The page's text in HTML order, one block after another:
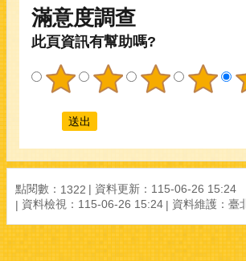
滿意度調查
此頁資訊有幫助嗎?
點閱數： 1322
資料更新：115-06-26 15:24
資料檢視：115-06-26 15:24
資料維護：臺